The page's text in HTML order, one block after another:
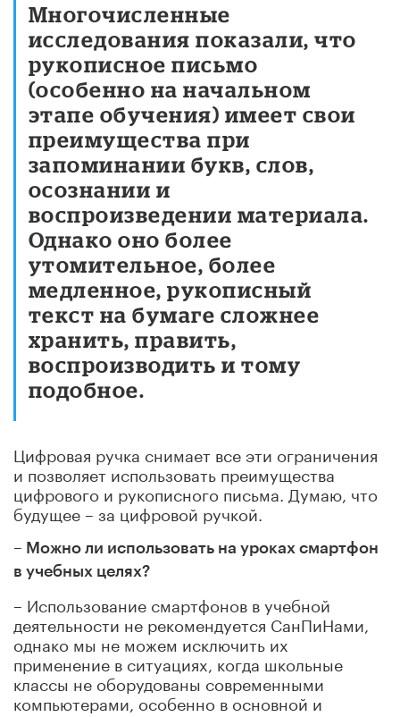
Многочисленные
исследования показали, что
рукописное письмо
(особенно на начальном
этапе обучения) имеет свои
преимущества при
запоминании букв, слов,
осознании и
воспроизведении материала.
Однако оно более
утомительное, более
медленное, рукописный
текст на бумаге сложнее
хранить, править,
воспроизводить и тому
подобное.
Цифровая ручка снимает все эти ограничения
и позволяет использовать преимущества
цифрового и рукописного письма. Думаю, что
будущее – за цифровой ручкой.
– Можно ли использовать на уроках смартфон
в учебных целях?
– Использование смартфонов в учебной
деятельности не рекомендуется СанПиНами,
однако мы не можем исключить их
применение в ситуациях, когда школьные
классы не оборудованы современными
компьютерами, особенно в основной и